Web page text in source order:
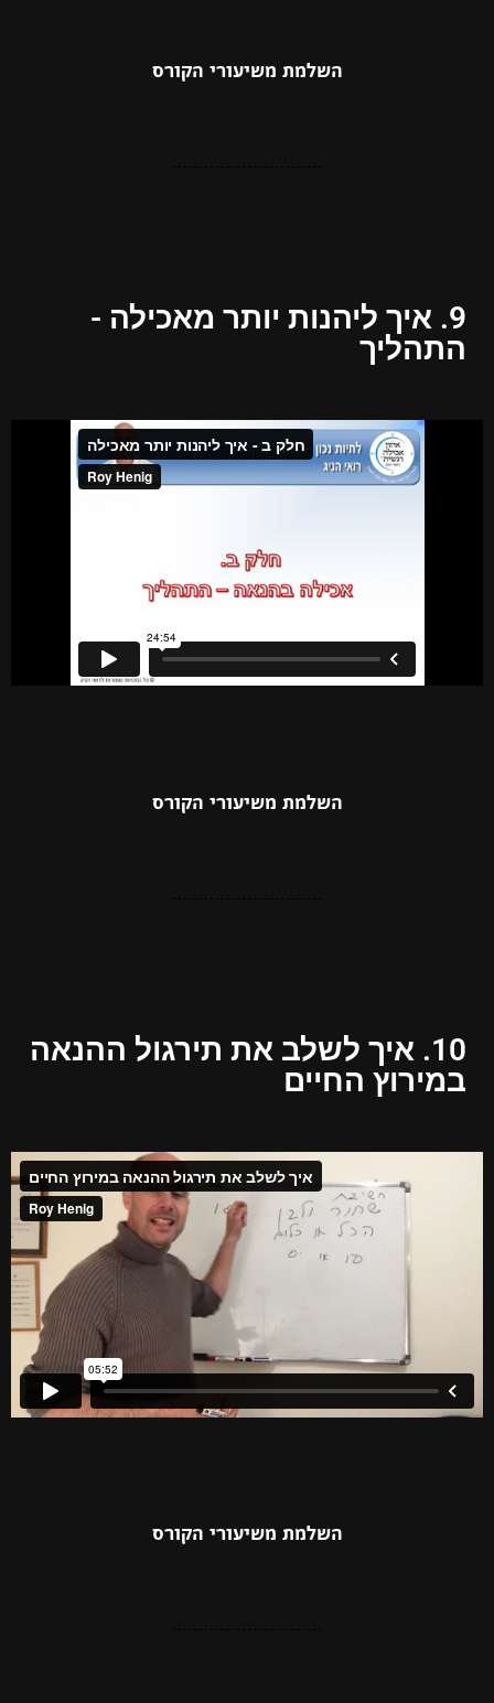
השלמת משיעורי הקורס
9. איך ליהנות יותר מאכילה -
התהליך
השלמת משיעורי הקורס
10. איך לשלב את תירגול ההנאה
במירוץ החיים
השלמת משיעורי הקורס